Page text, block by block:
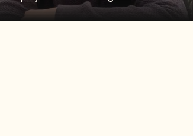
ved NLA Høgskolen